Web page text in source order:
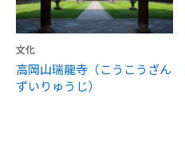
文化
高岡山瑞龍寺（こうこうざん
ずいりゅうじ）